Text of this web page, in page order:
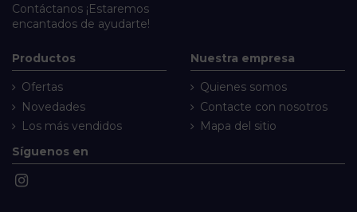
Contáctanos ¡Estaremos
encantados de ayudarte!
Productos
Ofertas
Novedades
Los más vendidos
Nuestra empresa
Quienes somos
Contacte con nosotros
Mapa del sitio
Síguenos en